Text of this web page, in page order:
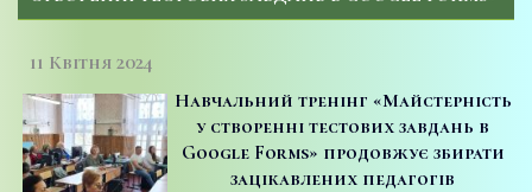
11 Квітня 2024
Навчальний тренінг «Майстерність
у створенні тестових завдань в
Google Forms» продовжує збирати
зацікавлених педагогів